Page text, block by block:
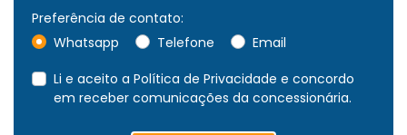
Preferência de contato:
Whatsapp
Telefone
Email
Li e aceito a Política de Privacidade e concordo
em receber comunicações da concessionária.